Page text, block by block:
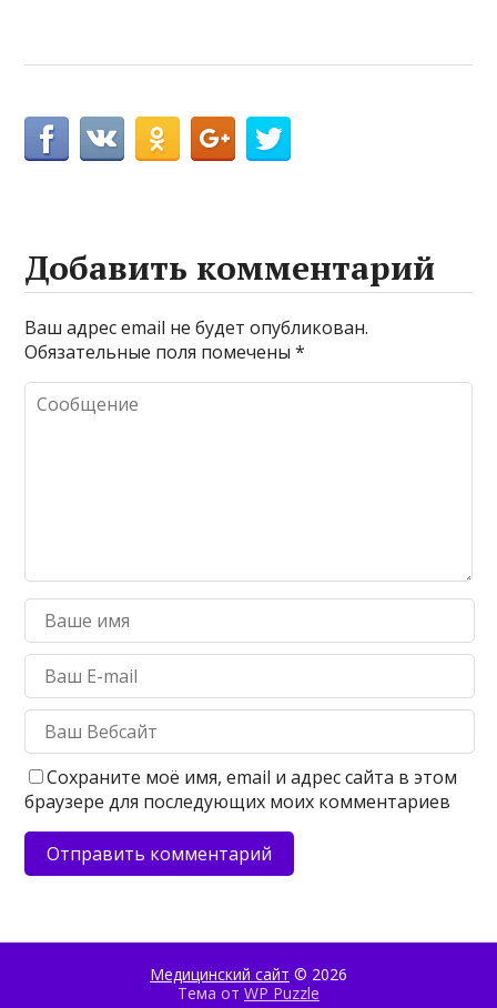
Добавить комментарий
Ваш адрес email не будет опубликован.
Обязательные поля помечены*
Сохраните моё имя, email и адрес сайта в этом
браузере для последующих моих комментариев
Медицинский сайт © 2026
Тема от WP Puzzle